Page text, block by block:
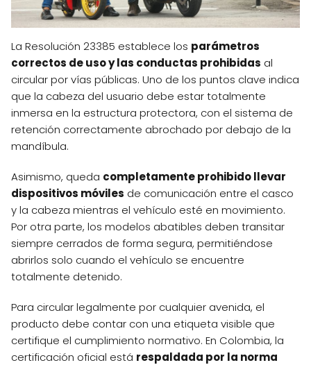
La Resolución 23385 establece los parámetros
correctos de uso y las conductas prohibidas al
circular por vías públicas. Uno de los puntos clave indica
que la cabeza del usuario debe estar totalmente
inmersa en la estructura protectora, con el sistema de
retención correctamente abrochado por debajo de la
mandíbula.
Asimismo, queda completamente prohibido llevar
dispositivos móviles de comunicación entre el casco
y la cabeza mientras el vehículo esté en movimiento.
Por otra parte, los modelos abatibles deben transitar
siempre cerrados de forma segura, permitiéndose
abrirlos solo cuando el vehículo se encuentre
totalmente detenido.
Para circular legalmente por cualquier avenida, el
producto debe contar con una etiqueta visible que
certifique el cumplimiento normativo. En Colombia, la
certificación oficial está respaldada por la norma